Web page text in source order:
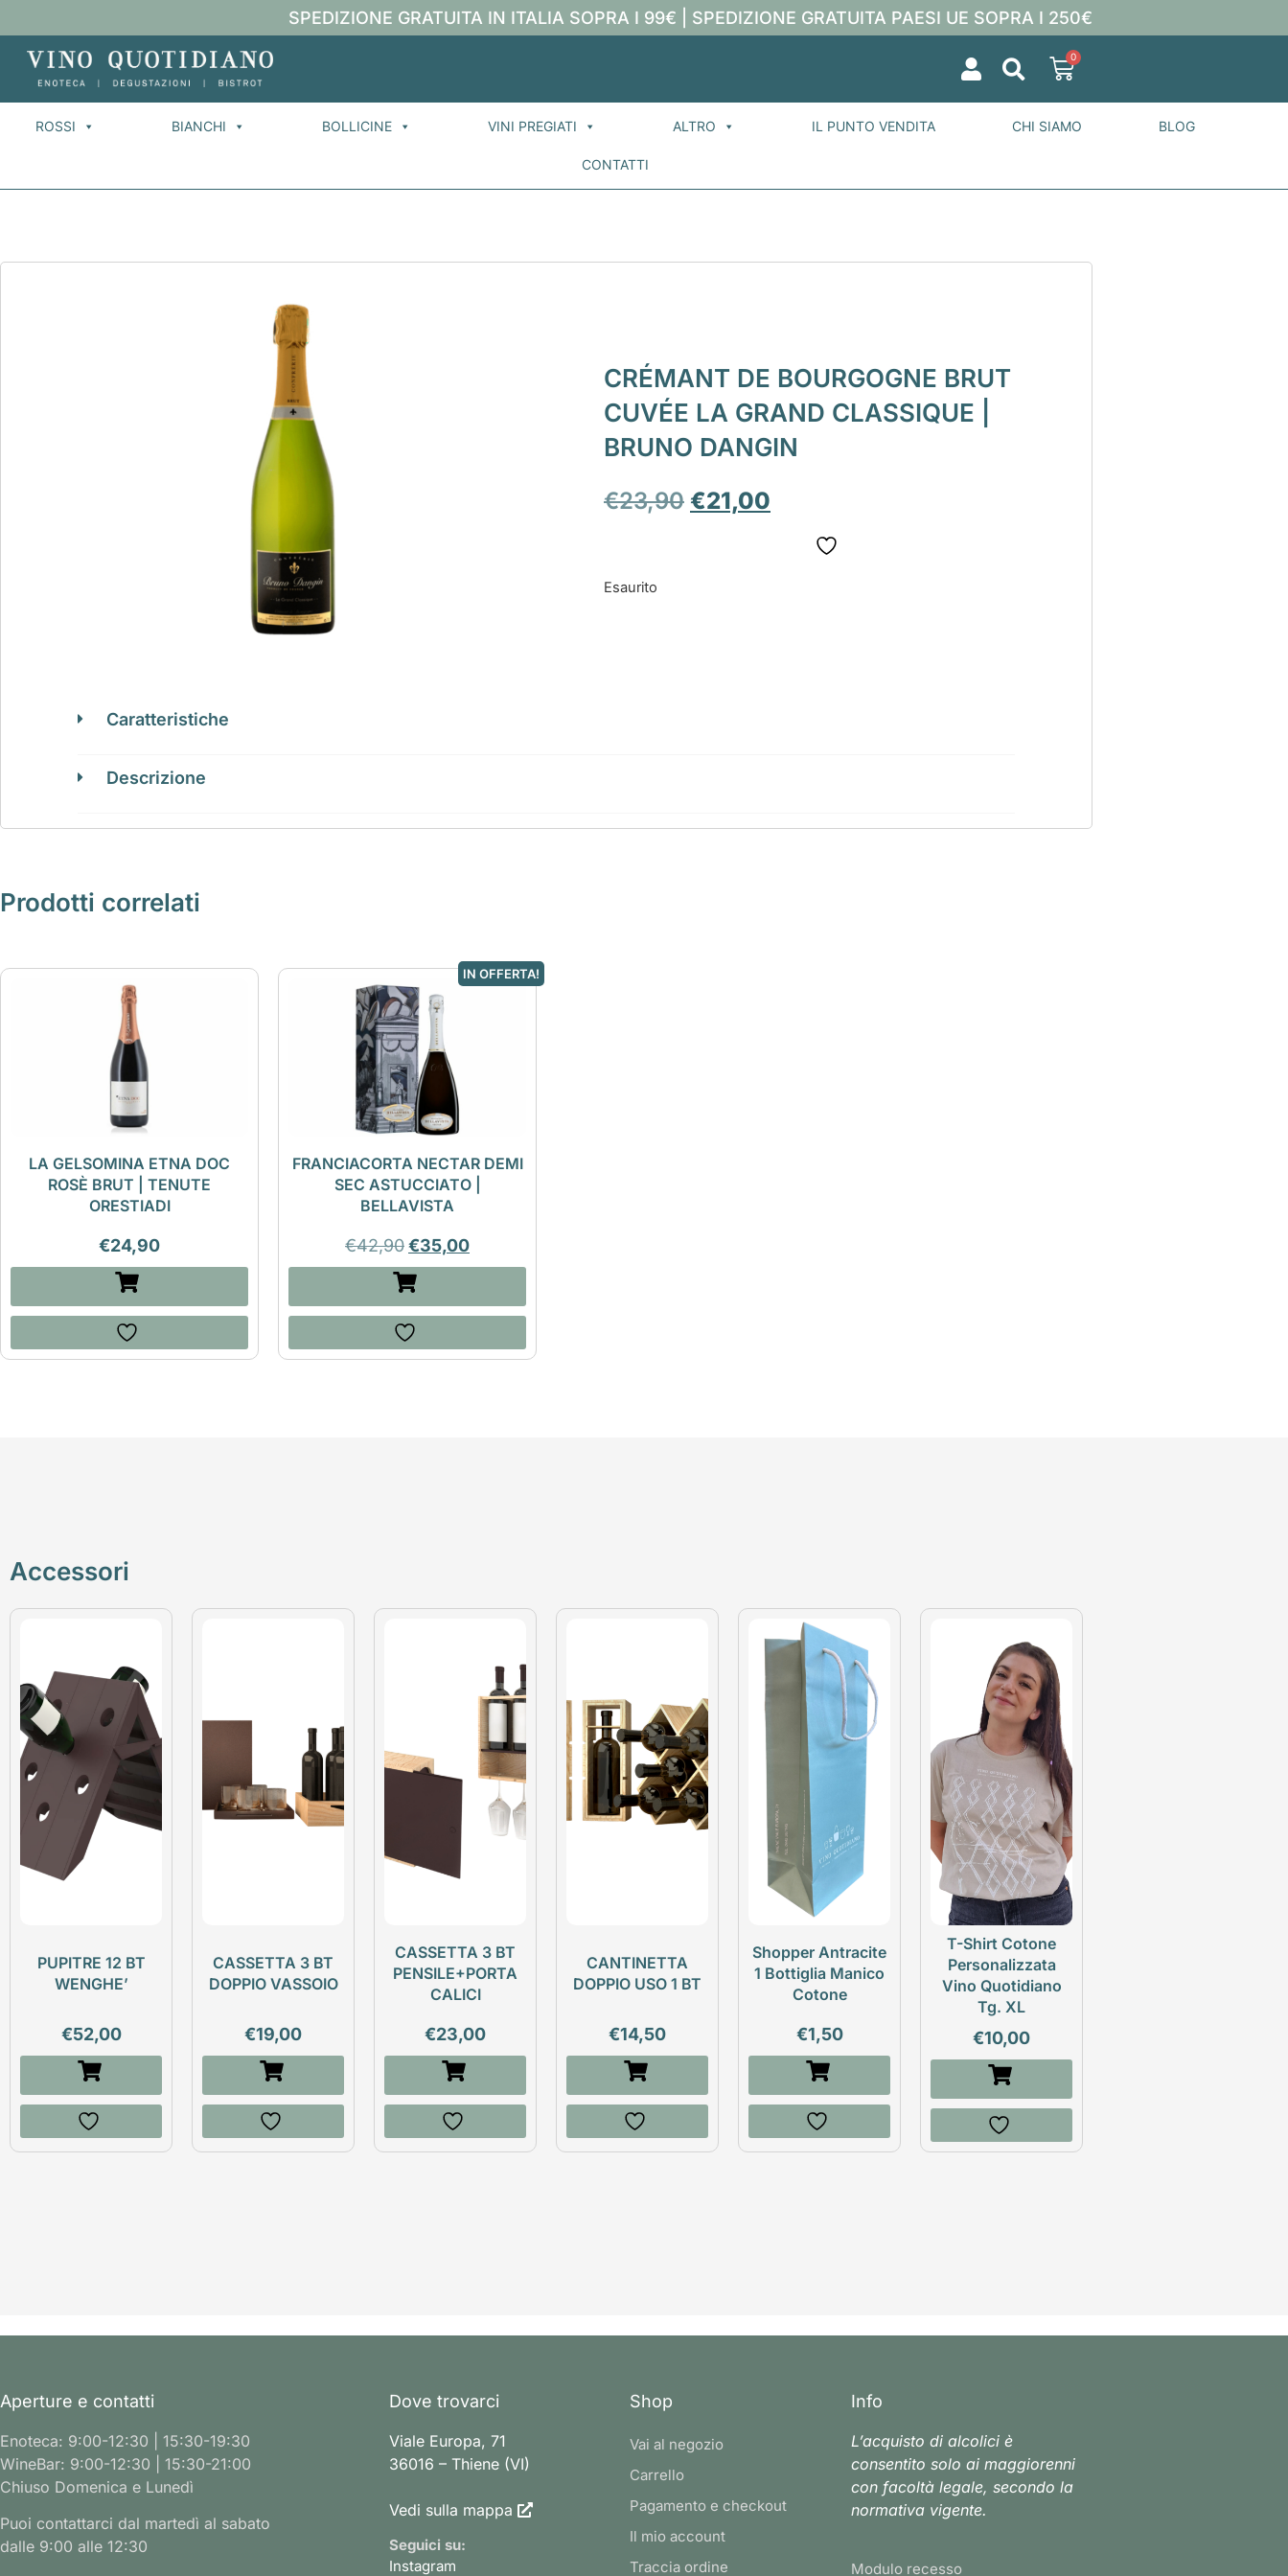
SPEDIZIONE GRATUITA IN ITALIA SOPRA I 99€ | SPEDIZIONE GRATUITA PAESI UE SOPRA I 250€
0
ROSSI BIANCHI BOLLICINE VINI PREGIATI ALTRO IL PUNTO VENDITA CHI SIAMO BLOG
CONTATTI
CRÉMANT DE BOURGOGNE BRUT
CUVÉE LA GRAND CLASSIQUE |
BRUNO DANGIN
€23,90 €21,00
Esaurito
Caratteristiche
Descrizione
Prodotti correlati
LA GELSOMINA ETNA DOC
ROSÈ BRUT | TENUTE
ORESTIADI
€24,90
IN OFFERTA!
FRANCIACORTA NECTAR DEMI
SEC ASTUCCIATO |
BELLAVISTA
€42,90€35,00
Accessori
PUPITRE 12 BT
WENGHE’
€52,00
CASSETTA 3 BT
DOPPIO VASSOIO
€19,00
CASSETTA 3 BT
PENSILE+PORTA
CALICI
€23,00
CANTINETTA
DOPPIO USO 1 BT
€14,50
Shopper Antracite
1 Bottiglia Manico
Cotone
€1,50
T-Shirt Cotone
Personalizzata
Vino Quotidiano
Tg. XL
€10,00
Aperture e contatti
Enoteca: 9:00-12:30 | 15:30-19:30
WineBar: 9:00-12:30 | 15:30-21:00
Chiuso Domenica e Lunedì
Puoi contattarci dal martedì al sabato
dalle 9:00 alle 12:30
Dove trovarci
Viale Europa, 71
36016 – Thiene (VI)
Vedi sulla mappa
Seguici su:
Instagram
Shop
Vai al negozio
Carrello
Pagamento e checkout
Il mio account
Traccia ordine
Info
L’acquisto di alcolici è
consentito solo ai maggiorenni
con facoltà legale, secondo la
normativa vigente.
Modulo recesso